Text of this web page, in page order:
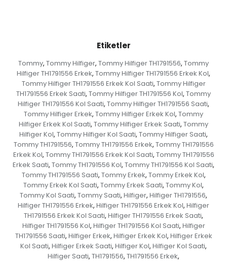
Etiketler
Tommy, Tommy Hilfiger, Tommy Hilfiger TH1791556, Tommy
Hilfiger TH1791556 Erkek, Tommy Hilfiger TH1791556 Erkek Kol,
Tommy Hilfiger TH1791556 Erkek Kol Saati, Tommy Hilfiger
TH1791556 Erkek Saati, Tommy Hilfiger TH1791556 Kol, Tommy
Hilfiger TH1791556 Kol Saati, Tommy Hilfiger TH1791556 Saati,
Tommy Hilfiger Erkek, Tommy Hilfiger Erkek Kol, Tommy
Hilfiger Erkek Kol Saati, Tommy Hilfiger Erkek Saati, Tommy
Hilfiger Kol, Tommy Hilfiger Kol Saati, Tommy Hilfiger Saati,
Tommy TH1791556, Tommy TH1791556 Erkek, Tommy TH1791556
Erkek Kol, Tommy TH1791556 Erkek Kol Saati, Tommy TH1791556
Erkek Saati, Tommy TH1791556 Kol, Tommy TH1791556 Kol Saati,
Tommy TH1791556 Saati, Tommy Erkek, Tommy Erkek Kol,
Tommy Erkek Kol Saati, Tommy Erkek Saati, Tommy Kol,
Tommy Kol Saati, Tommy Saati, Hilfiger, Hilfiger TH1791556,
Hilfiger TH1791556 Erkek, Hilfiger TH1791556 Erkek Kol, Hilfiger
TH1791556 Erkek Kol Saati, Hilfiger TH1791556 Erkek Saati,
Hilfiger TH1791556 Kol, Hilfiger TH1791556 Kol Saati, Hilfiger
TH1791556 Saati, Hilfiger Erkek, Hilfiger Erkek Kol, Hilfiger Erkek
Kol Saati, Hilfiger Erkek Saati, Hilfiger Kol, Hilfiger Kol Saati,
Hilfiger Saati, TH1791556, TH1791556 Erkek,